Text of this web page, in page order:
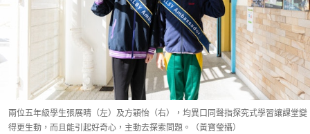
兩位五年級學生張展晴（左）及方穎怡（右），均異口同聲指探究式學習讓課堂變
得更生動，而且能引起好奇心，主動去探索問題。（黃寶瑩攝）